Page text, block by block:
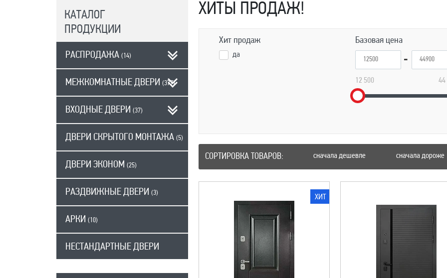
КАТАЛОГ
ПРОДУКЦИИ
РАСПРОДАЖА (14)
МЕЖКОМНАТНЫЕ ДВЕРИ (377)
ВХОДНЫЕ ДВЕРИ (37)
ДВЕРИ СКРЫТОГО МОНТАЖА (5)
ДВЕРИ ЭКОНОМ (25)
РАЗДВИЖНЫЕ ДВЕРИ (3)
АРКИ (10)
НЕСТАНДАРТНЫЕ ДВЕРИ
ХИТЫ ПРОДАЖ!
Хит продаж
да
Базовая цена
12 500 44
СОРТИРОВКА ТОВАРОВ: сначала дешевле сначала дороже
ХИТ